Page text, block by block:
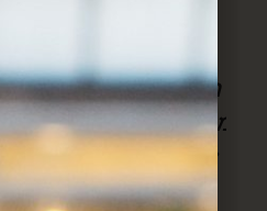
מחכים לקופסא
מצליחה להפתיע